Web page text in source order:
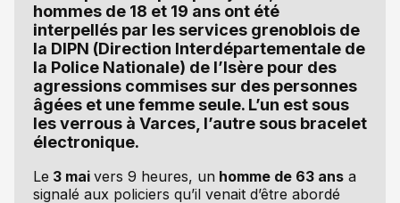
hommes de 18 et 19 ans ont été
interpellés par les services grenoblois de
la DIPN (Direction Interdépartementale de
la Police Nationale) de l’Isère pour des
agressions commises sur des personnes
âgées et une femme seule. L’un est sous
les verrous à Varces, l’autre sous bracelet
électronique.
Le 3 mai vers 9 heures, un homme de 63 ansa
signalé aux policiers qu’il venait d’être abordé